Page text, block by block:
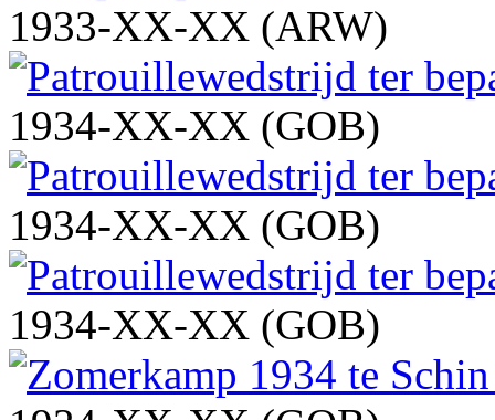
1933-XX-XX (ARW)
1934-XX-XX (GOB)
1934-XX-XX (GOB)
1934-XX-XX (GOB)